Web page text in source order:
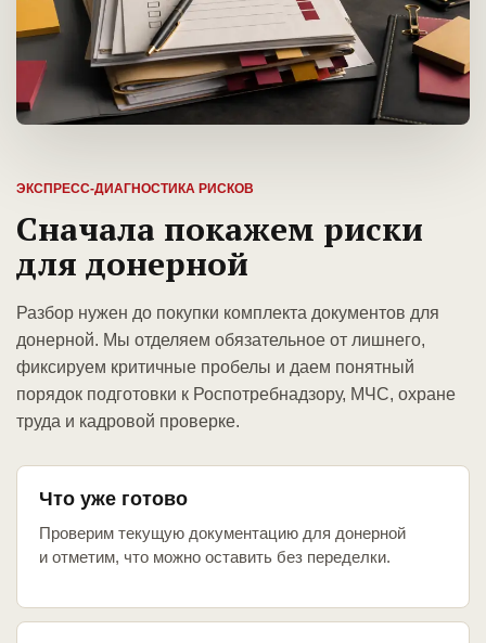
ЭКСПРЕСС-ДИАГНОСТИКА РИСКОВ
Сначала покажем риски
для донерной
Разбор нужен до покупки комплекта документов для
донерной. Мы отделяем обязательное от лишнего,
фиксируем критичные пробелы и даем понятный
порядок подготовки к Роспотребнадзору, МЧС, охране
труда и кадровой проверке.
Что уже готово
Проверим текущую документацию для донерной
и отметим, что можно оставить без переделки.